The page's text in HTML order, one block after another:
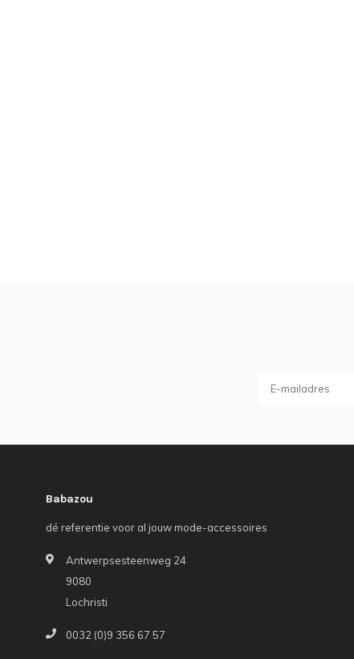
Babazou
dé referentie voor al jouw mode-accessoires
Antwerpsesteenweg 24
9080
Lochristi
0032 (0)9 356 67 57